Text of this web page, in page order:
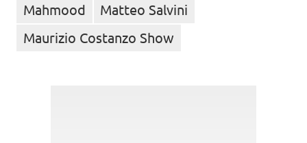
Mahmood
Matteo Salvini
Maurizio Costanzo Show